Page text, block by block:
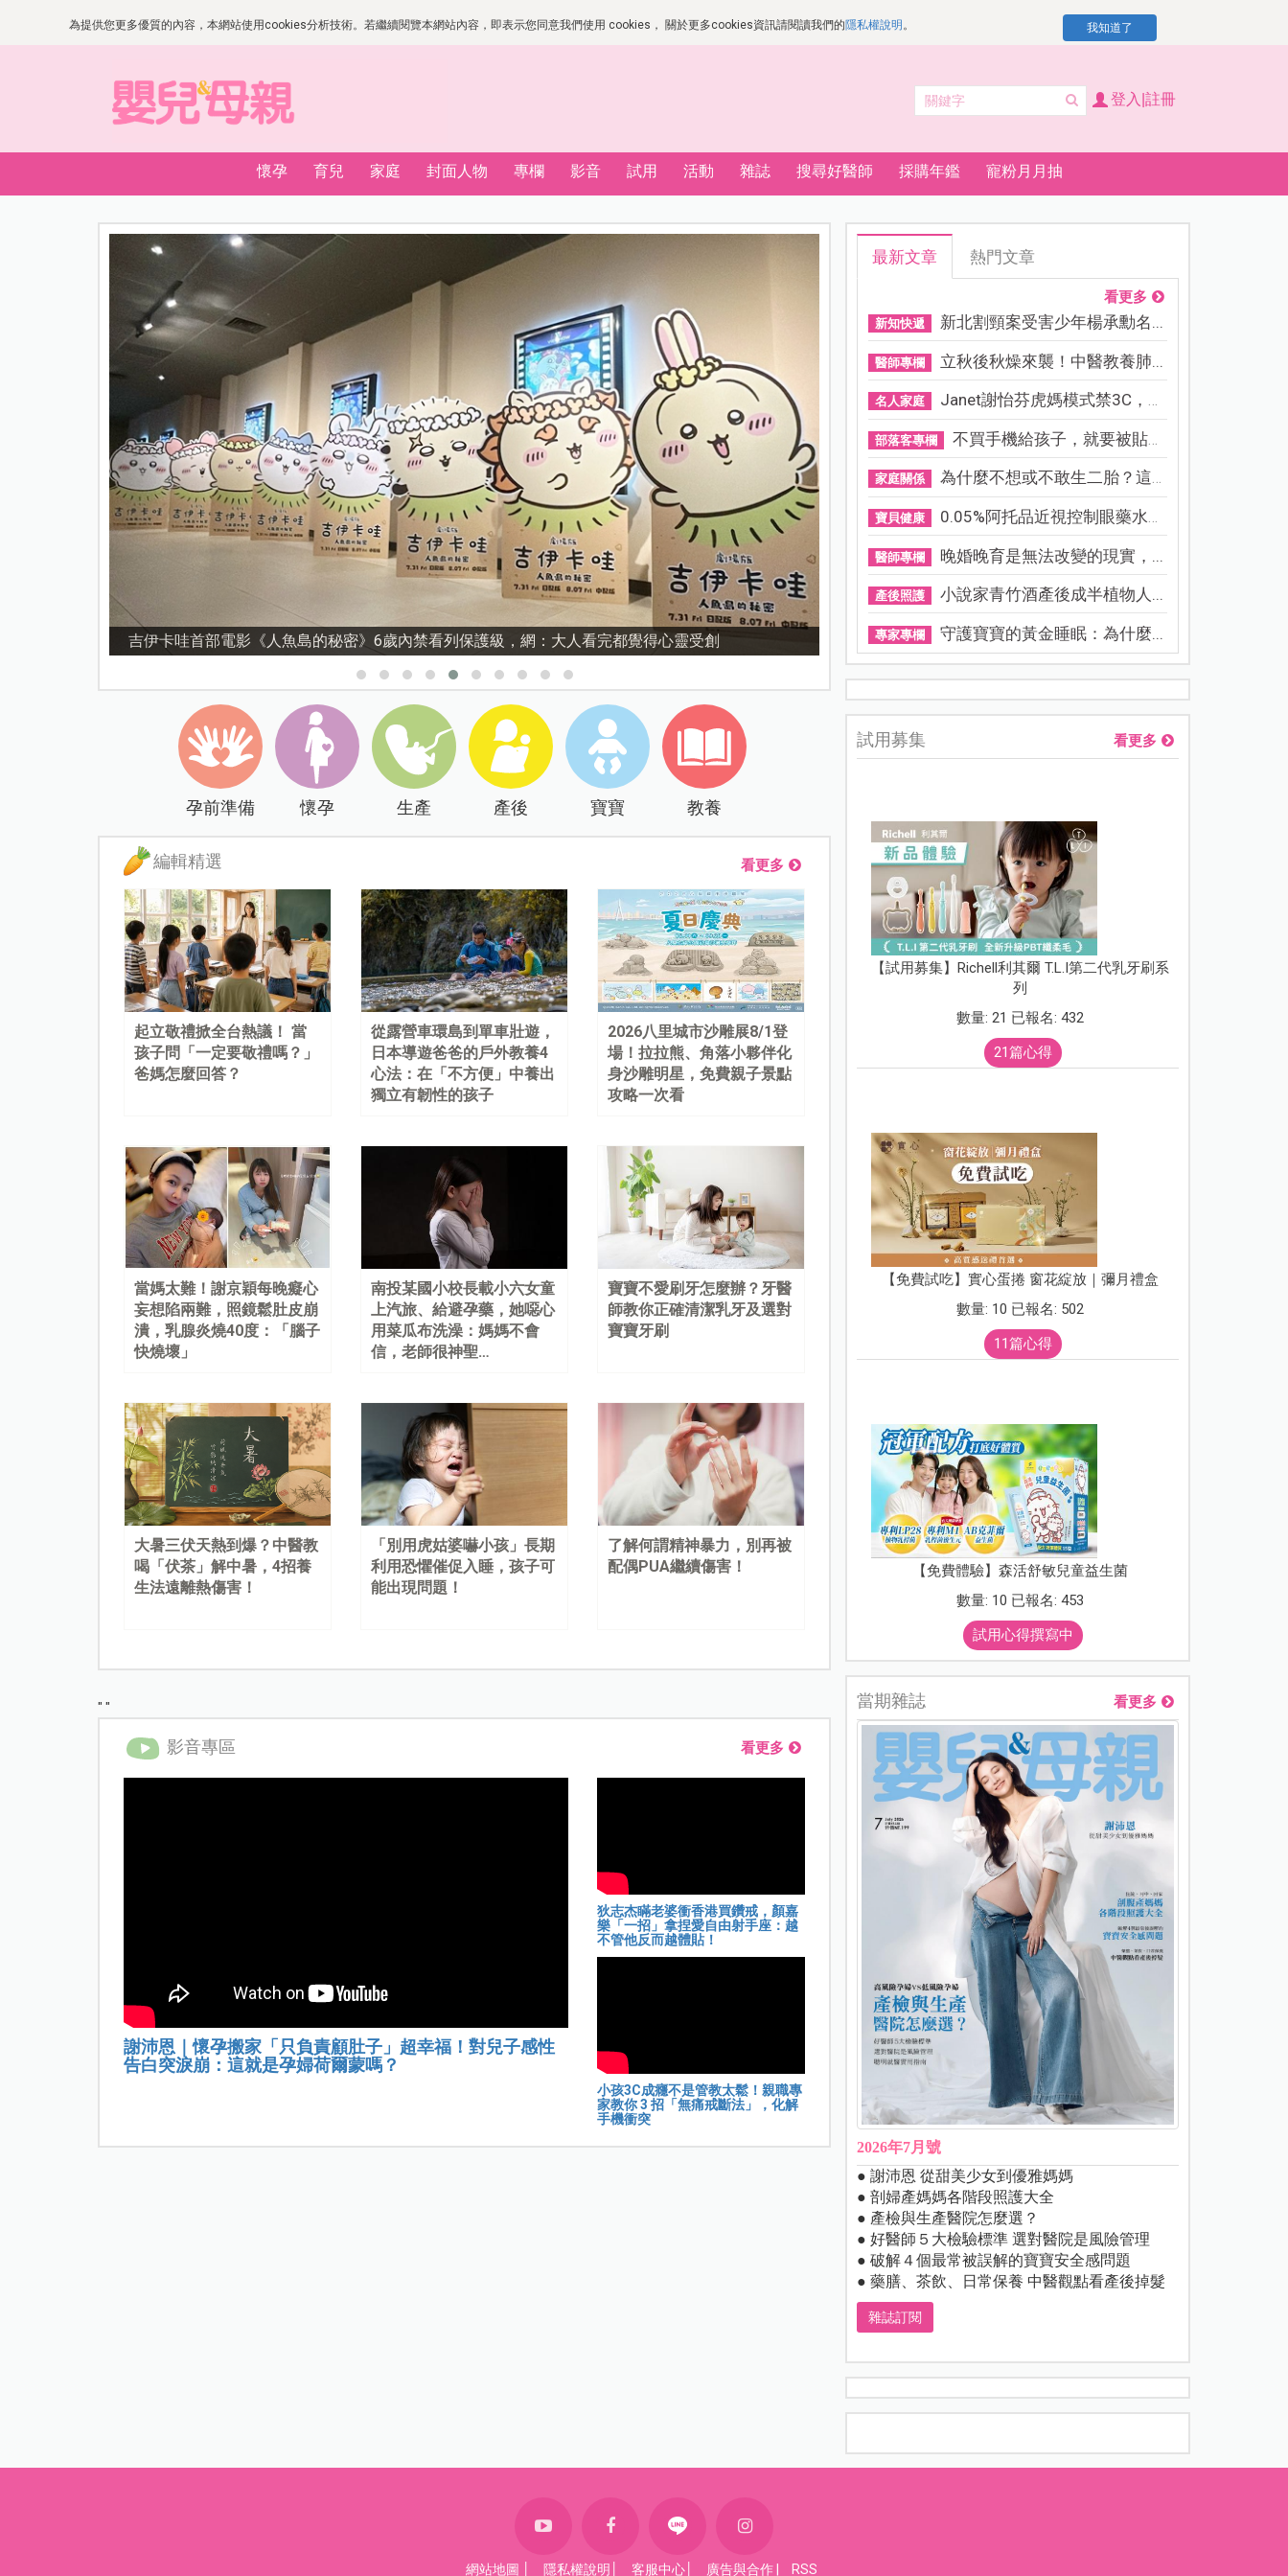
為提供您更多優質的內容，本網站使用cookies分析技術。若繼續閱覽本網站內容，即表示您同意我們使用 cookies， 關於更多cookies資訊請閱讀我們的隱私權說明 。 我知道了
登入|註冊
懷孕 育兒 家庭 封面人物 專欄 影音 試用 活動 雜誌 搜尋好醫師 採購年鑑 寵粉月月抽
資優教育15問！師鐸獎名師陳宥妤：資優教育的核心，不是成績而是讀懂孩子的心理準備度 熊本強震讓台灣人也揪心！無印良品店員發枕頭護頭、陪伴撤離
孕前準備 懷孕 生產 產後 寶寶 教養
編輯精選 看更多
起立敬禮掀全台熱議！ 當
孩子問「一定要敬禮嗎？」
爸媽怎麼回答？
從露營車環島到單車壯遊，
日本導遊爸爸的戶外教養4
心法：在「不方便」中養出
獨立有韌性的孩子
2026八里城市沙雕展8/1登
場！拉拉熊、角落小夥伴化
身沙雕明星，免費親子景點
攻略一次看
當媽太難！謝京穎每晚癡心
妄想陷兩難，照鏡鬆肚皮崩
潰，乳腺炎燒40度：「腦子
快燒壞」
南投某國小校長載小六女童
上汽旅、給避孕藥，她噁心
用菜瓜布洗澡：媽媽不會
信，老師很神聖…
寶寶不愛刷牙怎麼辦？牙醫
師教你正確清潔乳牙及選對
寶寶牙刷
大暑三伏天熱到爆？中醫教
喝「伏茶」解中暑，4招養
生法遠離熱傷害！
「別用虎姑婆嚇小孩」長期
利用恐懼催促入睡，孩子可
能出現問題！
了解何謂精神暴力，別再被
配偶PUA繼續傷害！
" "
影音專區 看更多
謝沛恩｜懷孕搬家「只負責顧肚子」超幸福！對兒子感性
告白突淚崩：這就是孕婦荷爾蒙嗎？
狄志杰瞞老婆衝香港買鑽戒，顏嘉
樂「一招」拿捏愛自由射手座：越
不管他反而越體貼！
小孩3C成癮不是管教太鬆！親職專
家教你 3 招「無痛戒斷法」，化解
手機衝突
最新文章 熱門文章
看更多
新知快遞 新北割頸案受害少年楊承勳名...
醫師專欄 立秋後秋燥來襲！中醫教養肺...
名人家庭 Janet謝怡芬虎媽模式禁3C，看...
部落客專欄 不買手機給孩子，就要被貼「...
家庭關係 為什麼不想或不敢生二胎？這8...
寶貝健康 0.05%阿托品近視控制眼藥水納...
醫師專欄 晚婚晚育是無法改變的現實，...
產後照護 小說家青竹酒產後成半植物人...
專家專欄 守護寶寶的黃金睡眠：為什麼...
試用募集 看更多
【試用募集】Richell利其爾 T.L.I第二代乳牙刷系
列
數量: 21 已報名: 432
21篇心得
【免費試吃】實心蛋捲 窗花綻放｜彌月禮盒
數量: 10 已報名: 502
11篇心得
【免費體驗】森活舒敏兒童益生菌
數量: 10 已報名: 453
試用心得撰寫中
當期雜誌 看更多
2026年7月號
● 謝沛恩 從甜美少女到優雅媽媽
● 剖婦產媽媽各階段照護大全
● 產檢與生產醫院怎麼選？
● 好醫師５大檢驗標準 選對醫院是風險管理
● 破解４個最常被誤解的寶寶安全感問題
● 藥膳、茶飲、日常保養 中醫觀點看產後掉髮
雜誌訂閱
網站地圖 隱私權說明 客服中心 廣告與合作 RSS